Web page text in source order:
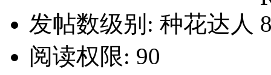
发帖数级别: 种花达人
阅读权限: 90